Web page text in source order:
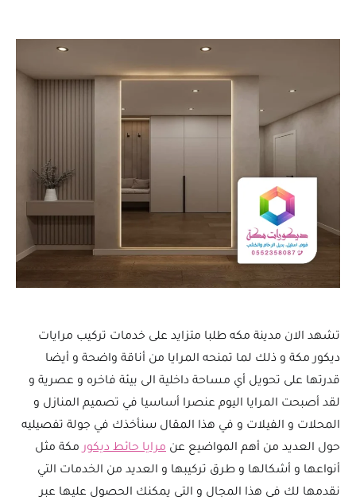
تشهد الان مدينة مكه طلبا متزايد على خدمات تركيب مرايات
ديكور مكة و ذلك لما تمنحه المرايا من أناقة واضحة و أيضا
قدرتها على تحويل أي مساحة داخلية الى بيئة فاخره و عصرية و
لقد أصبحت المرايا اليوم عنصرا أساسيا في تصميم المنازل و
المحلات و الفيلات و في هذا المقال سنأخذك في جولة تفصيليه
حول العديد من أهم المواضيع عن مرايا حائط ديكور مكة مثل
أنواعها و أشكالها و طرق تركيبها و العديد من الخدمات التي
نقدمها لك في هذا المجال و التي يمكنك الحصول عليها عبر